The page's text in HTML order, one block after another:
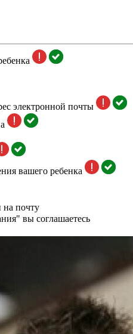
электронной почты
вашего ребенка
на почту
вы соглашаетесь